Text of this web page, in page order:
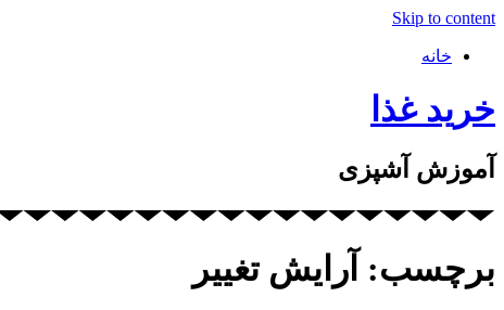
Skip to content
خانه
خرید غذا
آموزش آشپزی
برچسب: آرایش تغییر